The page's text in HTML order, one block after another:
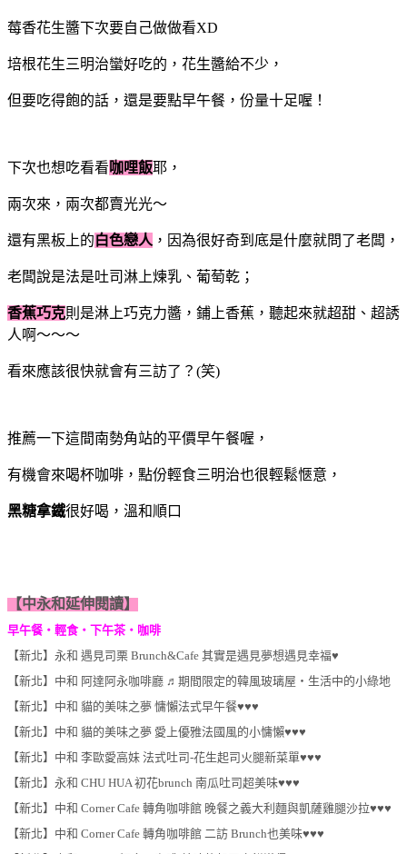
莓香花生醬下次要自己做做看XD
培根花生三明治蠻好吃的，花生醬給不少，
但要吃得飽的話，還是要點早午餐，份量十足喔！
下次也想吃看看咖哩飯耶，
兩次來，兩次都賣光光～
還有黑板上的白色戀人 ，因為很好奇到底是什麼就問了老闆，
老闆說是法是吐司淋上煉乳、葡萄乾；
香蕉巧克則是淋上巧克力醬，鋪上香蕉，聽起來就超甜、超誘
人啊～～～
看來應該很快就會有三訪了？(笑)
推薦一下這間南勢角站的平價早午餐喔，
有機會來喝杯咖啡，點份輕食三明治也很輕鬆愜意，
黑糖拿鐵很好喝，溫和順口
【中永和延伸閱讀】
早午餐‧輕食‧下午茶‧咖啡
【新北】永和 遇見司栗 Brunch&Cafe 其實是遇見夢想遇見幸福♥
【新北】中和 阿達阿永咖啡廳 ♬期間限定的韓風玻璃屋‧生活中的小綠地
【新北】中和 貓的美味之夢 慵懶法式早午餐♥♥♥
【新北】中和 貓的美味之夢 愛上優雅法國風的小慵懶♥♥♥
【新北】中和 李歐愛高妹 法式吐司-花生起司火腿新菜單♥♥♥
【新北】永和 CHU HUA 初花brunch 南瓜吐司超美味♥♥♥
【新北】中和 Corner Cafe 轉角咖啡館 晚餐之義大利麵與凱薩雞腿沙拉♥♥♥
【新北】中和 Corner Cafe 轉角咖啡館 二訪 Brunch也美味♥♥♥